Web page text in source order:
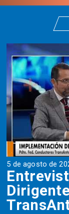
5 de agosto de